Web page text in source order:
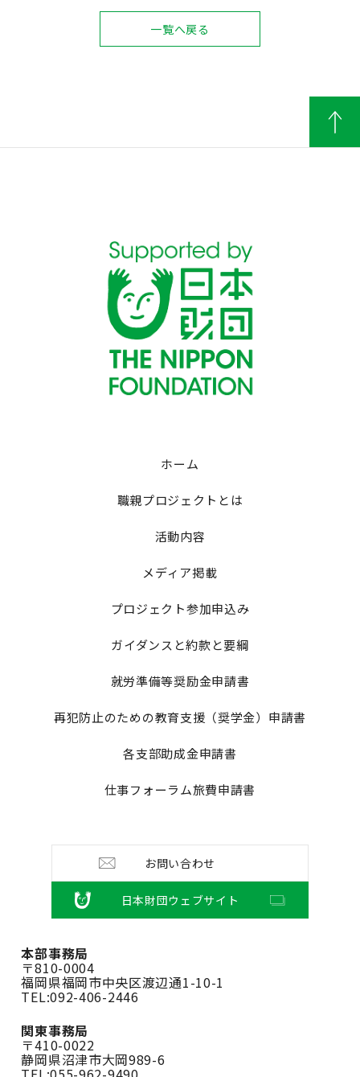
一覧へ戻る
ホーム
職親プロジェクトとは
活動内容
メディア掲載
プロジェクト参加申込み
ガイダンスと約款と要綱
就労準備等奨励金申請書
再犯防止のための教育支援（奨学金）申請書
各支部助成金申請書
仕事フォーラム旅費申請書
お問い合わせ
日本財団ウェブサイト
本部事務局
〒810-0004
福岡県福岡市中央区渡辺通1-10-1
TEL:092-406-2446
関東事務局
〒410-0022
静岡県沼津市大岡989-6